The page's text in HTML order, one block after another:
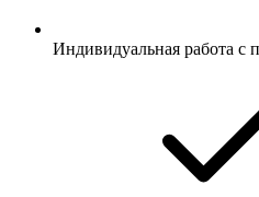
Индивидуальная работа с